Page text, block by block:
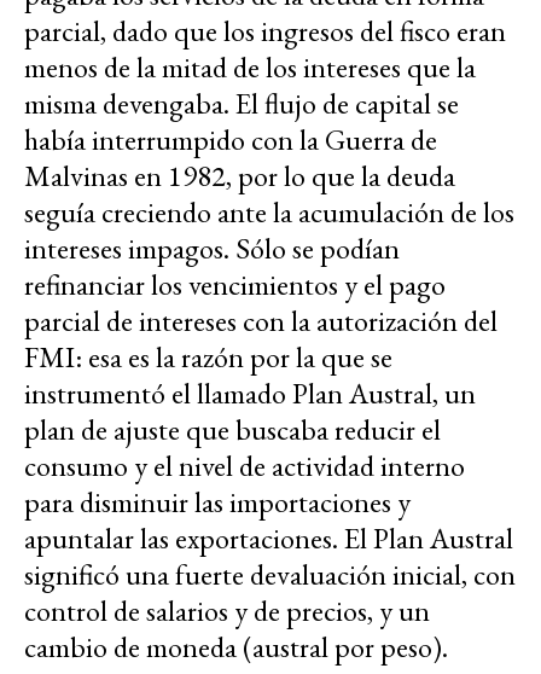
parcial, dado que los ingresos del fisco eran
menos de la mitad de los intereses que la
misma devengaba. El flujo de capital se
había interrumpido con la Guerra de
Malvinas en 1982, por lo que la deuda
seguía creciendo ante la acumulación de los
intereses impagos. Sólo se podían
refinanciar los vencimientos y el pago
parcial de intereses con la autorización del
FMI: esa es la razón por la que se
instrumentó el llamado Plan Austral, un
plan de ajuste que buscaba reducir el
consumo y el nivel de actividad interno
para disminuir las importaciones y
apuntalar las exportaciones. El Plan Austral
significó una fuerte devaluación inicial, con
control de salarios y de precios, y un
cambio de moneda (austral por peso).